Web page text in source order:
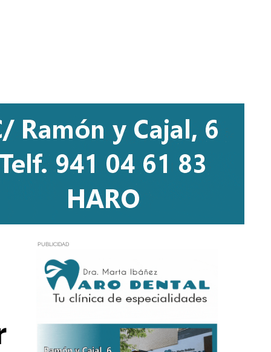
PUBLICIDAD